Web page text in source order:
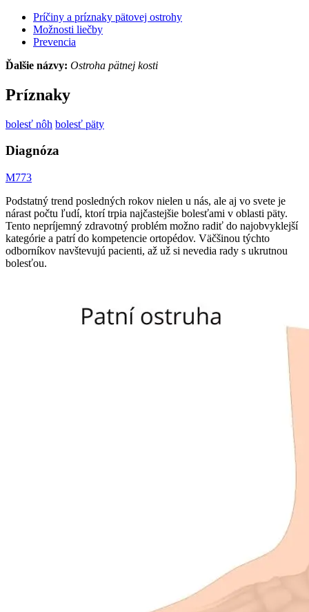
Príčiny a príznaky pätovej ostrohy
Možnosti liečby
Prevencia
Ďalšie názvy: Ostroha pätnej kosti
Príznaky
bolesť nôh bolesť päty
Diagnóza
M773
Podstatný trend posledných rokov nielen u nás, ale aj vo svete je
nárast počtu ľudí, ktorí trpia najčastejšie bolesťami v oblasti päty.
Tento nepríjemný zdravotný problém možno radiť do najobvyklejší
kategórie a patrí do kompetencie ortopédov. Väčšinou týchto
odborníkov navštevujú pacienti, až už si nevedia rady s ukrutnou
bolesťou.